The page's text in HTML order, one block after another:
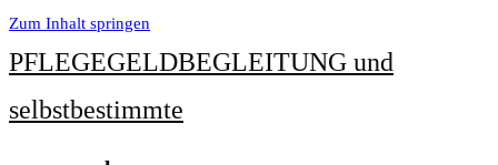
Zum Inhalt springen
PFLEGEGELDBEGLEITUNG und
selbstbestimmte